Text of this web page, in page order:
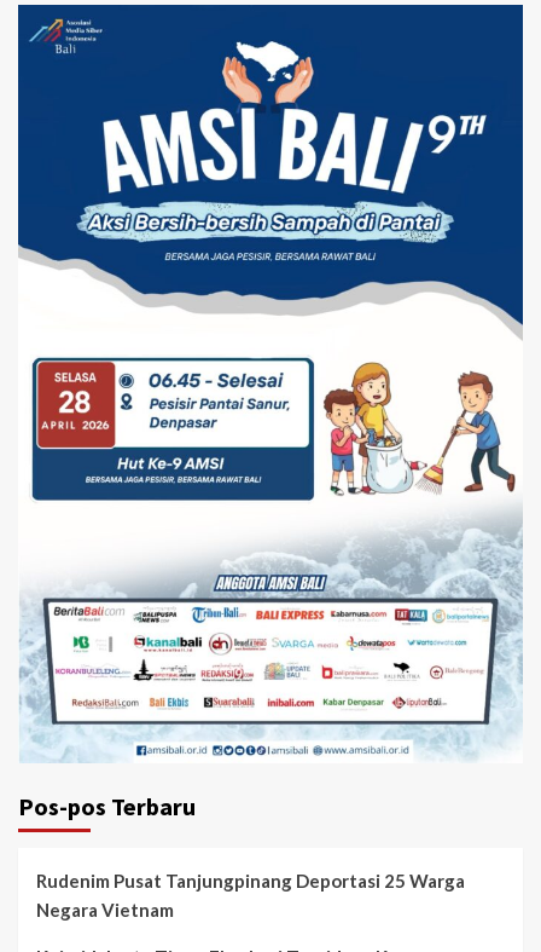
Pos-pos Terbaru
Rudenim Pusat Tanjungpinang Deportasi 25 Warga
Negara Vietnam